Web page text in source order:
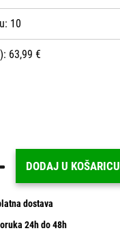
10
63,99 €
DODAJ U KOŠARICU
dostava
24h do 48h